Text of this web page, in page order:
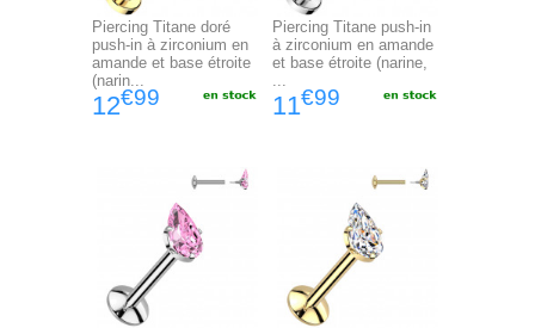
Piercing Titane doré
push-in à zirconium en
amande et base étroite
(narin...
12€99
Piercing Titane push-in
à zirconium en amande
et base étroite (narine,
...
11€99